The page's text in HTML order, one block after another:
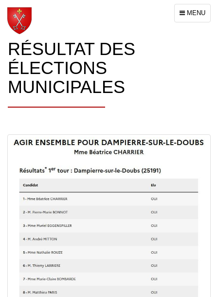
Toggle
navigation
MENU
RÉSULTAT DES
ÉLECTIONS
MUNICIPALES